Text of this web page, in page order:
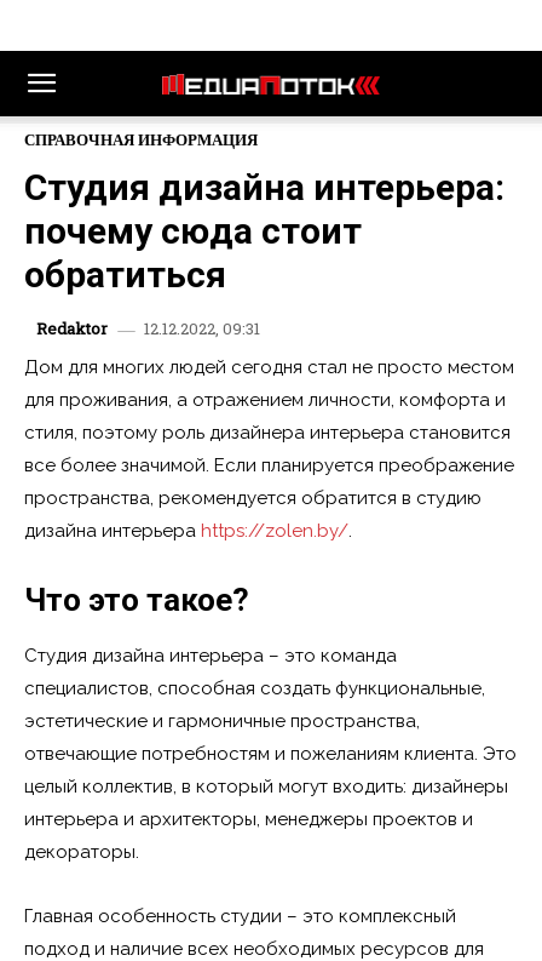
СПРАВОЧНАЯ ИНФОРМАЦИЯ
Студия дизайна интерьера:
почему сюда стоит
обратиться
Redaktor
12.12.2022, 09:31
Дом для многих людей сегодня стал не просто местом
для проживания, а отражением личности, комфорта и
стиля, поэтому роль дизайнера интерьера становится
все более значимой. Если планируется преображение
пространства, рекомендуется обратится в студию
дизайна интерьера https://zolen.by/.
Что это такое?
Студия дизайна интерьера – это команда
специалистов, способная создать функциональные,
эстетические и гармоничные пространства,
отвечающие потребностям и пожеланиям клиента. Это
целый коллектив, в который могут входить: дизайнеры
интерьера и архитекторы, менеджеры проектов и
декораторы.
Главная особенность студии – это комплексный
подход и наличие всех необходимых ресурсов для